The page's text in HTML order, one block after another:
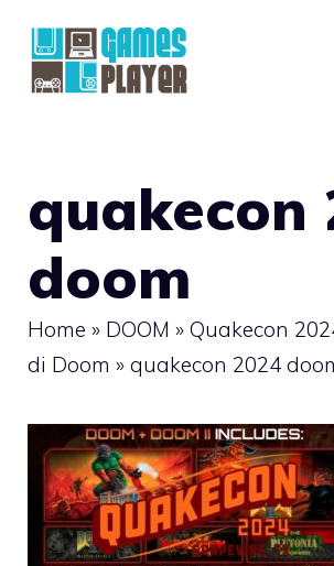
contenuto
quakecon
doom
Home » DOOM » Quakecon
di Doom » quakecon 2024